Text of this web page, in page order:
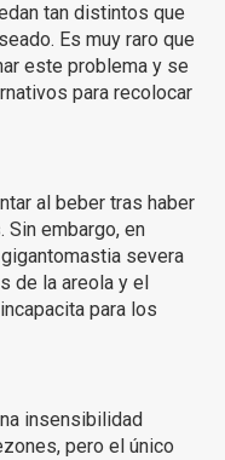
tan distintos que
Es muy raro que
este problema y se
para recolocar
al beber tras haber
Sin embargo, en
severa
de la areola y el
para los
insensibilidad
pero el único